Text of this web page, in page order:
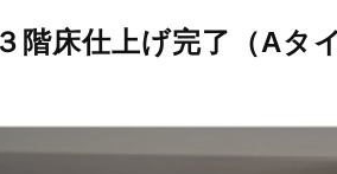
階床仕上げ完了（Aタ